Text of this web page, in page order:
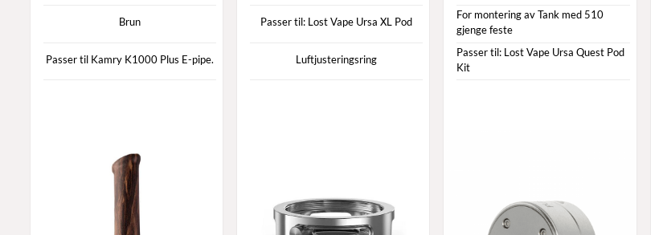
Brun
Passer til Kamry K1000 Plus E-pipe.
Passer til: Lost Vape Ursa XL Pod
Luftjusteringsring
For montering av Tank med 510
gjenge feste
Passer til: Lost Vape Ursa Quest Pod
Kit